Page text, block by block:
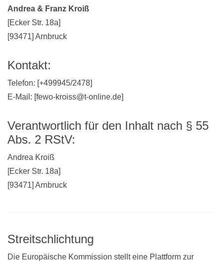
Andrea & Franz Kroiß
[Ecker Str. 18a]
[93471] Arnbruck
Kontakt:
Telefon: [+499945/2478]
E-Mail: [fewo-kroiss@t-online.de]
Verantwortlich für den Inhalt nach § 55
Abs. 2 RStV:
Andrea Kroiß
[Ecker Str. 18a]
[93471] Arnbruck
Streitschlichtung
Die Europäische Kommission stellt eine Plattform zur